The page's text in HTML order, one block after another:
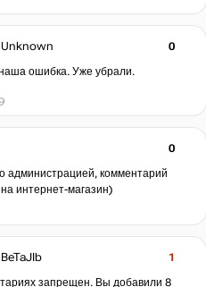
Unknown
0
ошибка. Уже убрали.
0
администрацией, комментарий
интернет-магазин)
BeTaJIb
1
запрещен. Вы добавили 8